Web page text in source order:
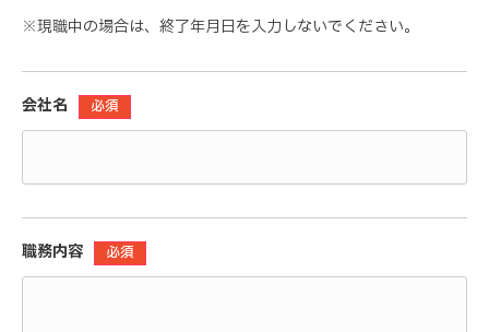
※現職中の場合は、終了年月日を入力しないでください。
会社名 必須
職務内容 必須